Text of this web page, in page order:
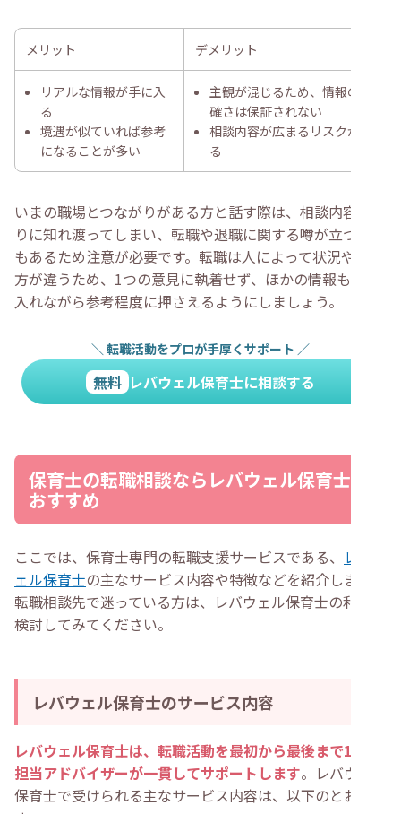
メリット デメリット
リアルな情報が手に入
る
境遇が似ていれば参考
になることが多い
主観が混じるため、情報の正
確さは保証されない
相談内容が広まるリスクがあ
る
いまの職場とつながりがある方と話す際は、相談内容が周
りに知れ渡ってしまい、転職や退職に関する噂が立つこと
もあるため注意が必要です。転職は人によって状況や考え
方が違うため、1つの意見に執着せず、ほかの情報も取り
入れながら参考程度に押さえるようにしましょう。
＼ 転職活動をプロが手厚くサポート ／
無料 レバウェル保育士に相談する
保育士の転職相談ならレバウェル保育士が
おすすめ
ここでは、保育士専門の転職支援サービスである、 レバウ
ェル保育士の主なサービス内容や特徴などを紹介します。
転職相談先で迷っている方は、レバウェル保育士の利用も
検討してみてください。
レバウェル保育士のサービス内容
レバウェル保育士は、転職活動を最初から最後まで1人の
担当アドバイザーが一貫してサポートします。レバウェル
保育士で受けられる主なサービス内容は、以下のとおりで